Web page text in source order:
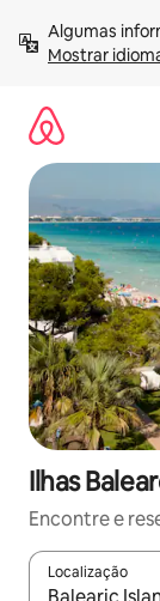
para
Mostrar
Ilhas
Encontre e
Localização
Quando os